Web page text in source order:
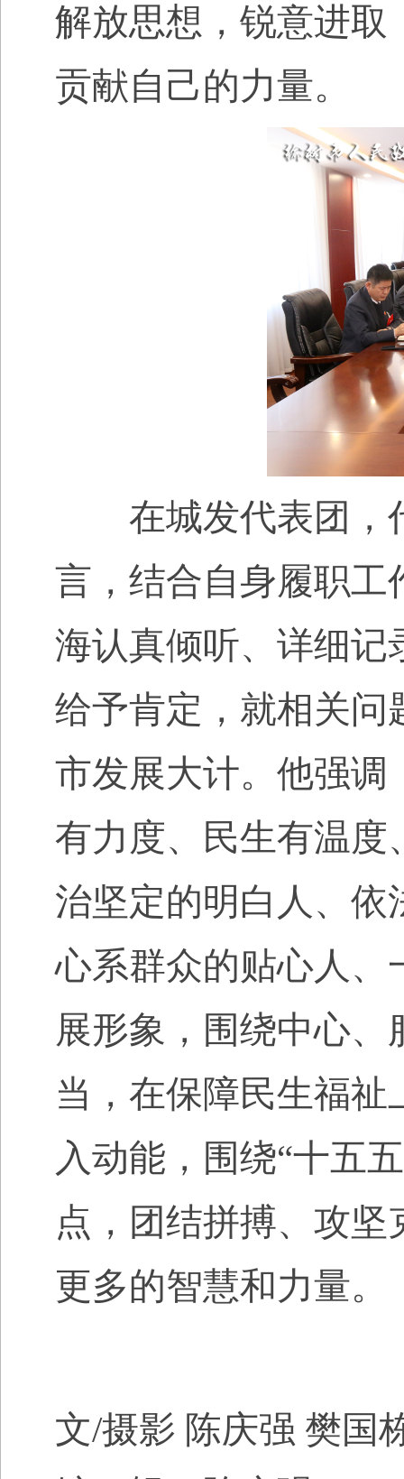
解放思想，锐意进取
贡献自己的力量。
在城发代表团，
言，结合自身履职工
海认真倾听、详细记
给予肯定，就相关问
市发展大计。他强调
有力度、民生有温度
治坚定的明白人、依
心系群众的贴心人、
展形象，围绕中心
当，在保障民生福
入动能，围绕“十五
点，团结拼搏、攻
更多的智慧和力量。
文/摄影 陈庆强 樊国